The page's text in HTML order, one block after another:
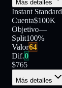
Más detalles
Instant Standard
Cuenta$100K
Objetivo—
Split100%
Valor64
Dif.0
$765
Más detalles